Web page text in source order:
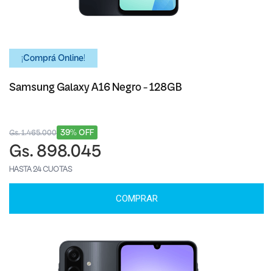
¡Comprá Online!
Samsung Galaxy A16 Negro - 128GB
39% OFF
Gs. 1.465.000
Gs. 898.045
HASTA 24 CUOTAS
COMPRAR